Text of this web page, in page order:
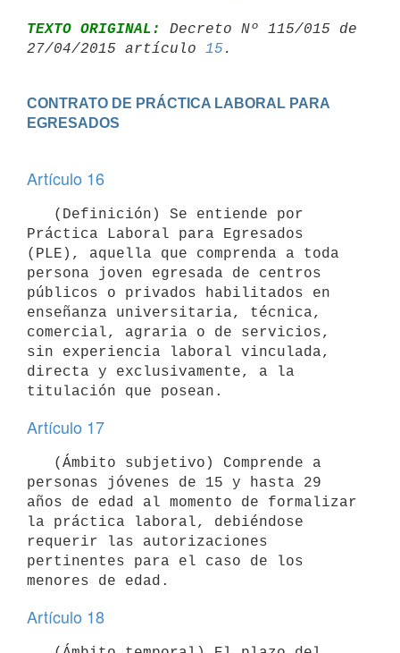
TEXTO ORIGINAL:
Decreto Nº 115/015 de
27/04/2015 artículo 15
CONTRATO DE PRÁCTICA LABORAL PARA
Artículo 16
Práctica Laboral para Egresados
(PLE), aquella que comprenda a toda
persona joven egresada de centros
públicos o privados habilitados en
enseñanza universitaria, técnica,
comercial, agraria o de servicios,
sin experiencia laboral vinculada,
directa y exclusivamente, a la
Artículo 17
personas jóvenes de 15 y hasta 29
años de edad al momento de formalizar
la práctica laboral, debiéndose
requerir las autorizaciones
pertinentes para el caso de los
Artículo 18